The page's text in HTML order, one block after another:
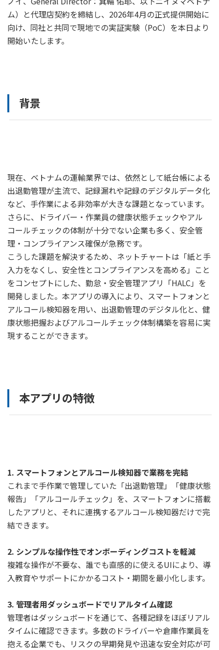
ム）と代理店契約を締結し、2026年4月の正式提供開始に
向け、同社と共同で現地での実証実験（PoC）を本日より
開始いたします。
背景
現在、ベトナムの運輸業界では、依然として紙台帳による
出退勤管理が主流で、記録漏れや記録のデジタルデータ化
など、手作業による非効率が大きな課題となっています。
さらに、ドライバー・作業員の健康状態チェックやアル
コールチェックの体制が十分でない企業も多く、安全管
理・コンプライアンス確保が急務です。
こうした課題を解決するため、ネットチャートは「紙と手
入力をなくし、安全性とコンプライアンスを高める」こと
をコンセプトにした、勤怠・安全管理アプリ「HALC」を
開発しました。本アプリの導入により、スマートフォンと
アルコール検知器を用い、出退勤管理のデジタル化と、健
康状態把握およびアルコールチェック体制構築を容易に実
現することができます。
本アプリの特徴
1. スマートフォンとアルコール検知器で業務を完結
これまで手作業で管理していた「出退勤管理」「健康状態
報告」「アルコールチェック」を、スマートフォンに搭載
したアプリと、それに連携するアルコール検知器だけで完
結できます。
2. シンプルな操作性でオンボーディングコストを軽減
複雑な操作が不要な、誰でも直感的に使えるUIにより、導
入教育やサポートにかかるコスト・期間を最小化します。
3. 管理者用ダッシュボードでリアルタイム確認
管理者はダッシュボードを通じて、各種記録をほぼリアル
タイムに確認できます。多数のドライバーや倉庫作業員を
抱える企業でも、リスクの早期発見や迅速な安全対応が可